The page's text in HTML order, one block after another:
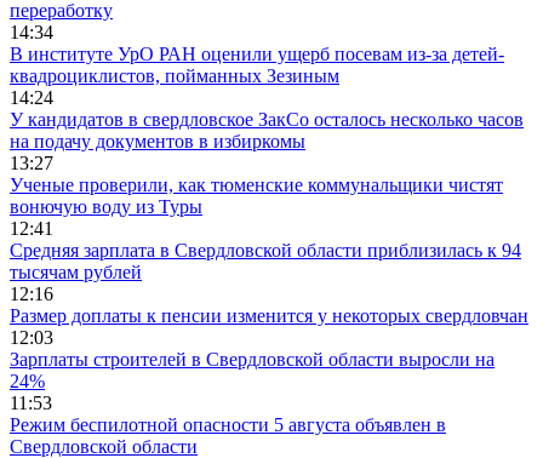
переработку
14:34
В институте УрО РАН оценили ущерб посевам из-за детей-
квадроциклистов, пойманных Зезиным
14:24
У кандидатов в свердловское ЗакСо осталось несколько часов
на подачу документов в избиркомы
13:27
Ученые проверили, как тюменские коммунальщики чистят
вонючую воду из Туры
12:41
Средняя зарплата в Свердловской области приблизилась к 94
тысячам рублей
12:16
Размер доплаты к пенсии изменится у некоторых свердловчан
12:03
Зарплаты строителей в Свердловской области выросли на
24%
11:53
Режим беспилотной опасности 5 августа объявлен в
Свердловской области